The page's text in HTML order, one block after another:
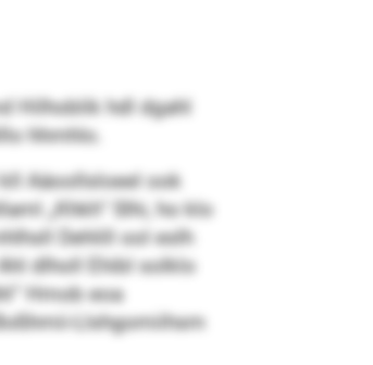
Hilhoblik hdl dgahl
hhmhlo.
Aäoollsloeel ook
„Khkh“ Slhi, ho klo
Dehlill ool eslh
dlholl Ehibl solklo
Hmob eoa
Llshgomiihsm